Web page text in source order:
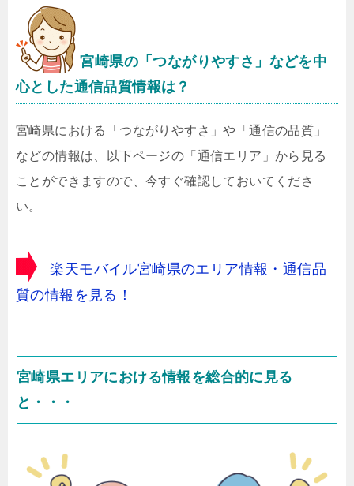
宮崎県の「つながりやすさ」などを中
心とした通信品質情報は？
宮崎県における「つながりやすさ」や「通信の品質」
などの情報は、以下ページの「通信エリア」から見る
ことができますので、今すぐ確認しておいてくださ
い。
楽天モバイル宮崎県のエリア情報・通信品
質の情報を見る！
宮崎県エリアにおける情報を総合的に見る
と・・・